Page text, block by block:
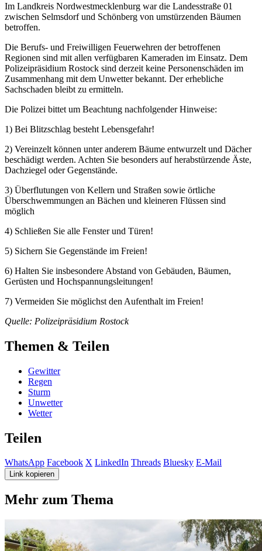
Im Landkreis Nordwestmecklenburg war die Landesstraße 01
zwischen Selmsdorf und Schönberg von umstürzenden Bäumen
betroffen.
Die Berufs- und Freiwilligen Feuerwehren der betroffenen
Regionen sind mit allen verfügbaren Kameraden im Einsatz. Dem
Polizeipräsidium Rostock sind derzeit keine Personenschäden im
Zusammenhang mit dem Unwetter bekannt. Der erhebliche
Sachschaden bleibt zu ermitteln.
Die Polizei bittet um Beachtung nachfolgender Hinweise:
1) Bei Blitzschlag besteht Lebensgefahr!
2) Vereinzelt können unter anderem Bäume entwurzelt und Dächer
beschädigt werden. Achten Sie besonders auf herabstürzende Äste,
Dachziegel oder Gegenstände.
3) Überflutungen von Kellern und Straßen sowie örtliche
Überschwemmungen an Bächen und kleineren Flüssen sind
möglich
4) Schließen Sie alle Fenster und Türen!
5) Sichern Sie Gegenstände im Freien!
6) Halten Sie insbesondere Abstand von Gebäuden, Bäumen,
Gerüsten und Hochspannungsleitungen!
7) Vermeiden Sie möglichst den Aufenthalt im Freien!
Quelle: Polizeipräsidium Rostock
Themen & Teilen
Gewitter
Regen
Sturm
Unwetter
Wetter
Teilen
WhatsApp Facebook X LinkedIn Threads Bluesky E-Mail
Link kopieren
Mehr zum Thema